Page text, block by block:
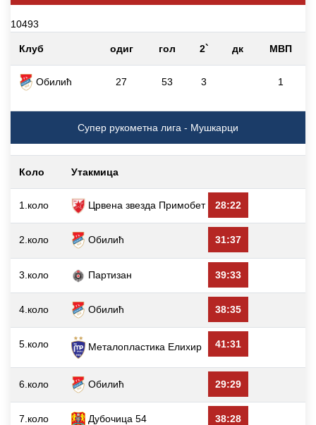
10493
Клуб одиг гол 2` дк МВП
Обилић 27 53 3 1
Супер рукометна лига - Мушкарци
Коло Утакмица
1.коло Црвена звезда Примобет 28:22
2.коло Обилић 31:37
3.коло Партизан 39:33
4.коло Обилић 38:35
5.коло Металопластика Елиxир 41:31
6.коло Обилић 29:29
7.коло Дубочица 54 38:28